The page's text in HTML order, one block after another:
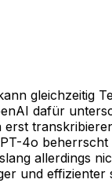
gleichzeitig
dafür
4o
allerdings
und